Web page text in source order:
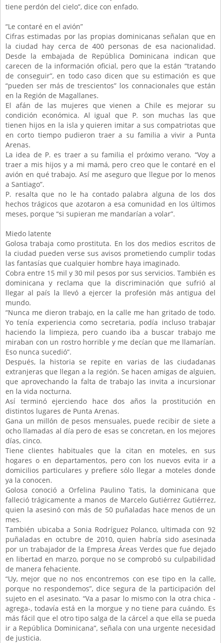
tiene perdón del cielo”, dice con enfado.
“Le contaré en el avión”
Cifras estimadas por las propias dominicanas señalan que en
la ciudad hay cerca de 400 personas de esa nacionalidad.
Desde la embajada de República Dominicana indican que
carecen de la información oficial, pero que la están “tratando
de conseguir”, en todo caso dicen que su estimación es que
“pueden ser más de trescientos” los connacionales que están
en la Región de Magallanes.
El afán de las mujeres que vienen a Chile es mejorar su
condición económica. Al igual que P. son muchas las que
tienen hijos en la isla y quieren imitar a sus compatriotas que
en corto tiempo pudieron traer a su familia a vivir a Punta
Arenas.
La idea de P. es traer a su familia el próximo verano. “Voy a
traer a mis hijos y a mi mamá, pero creo que le contaré en el
avión en qué trabajo. Así me aseguro que llegue por lo menos
a Santiago”.
P. resalta que no le ha contado palabra alguna de los dos
hechos trágicos que azotaron a esa comunidad en los últimos
meses, porque “si supieran me mandarían a volar”.
Miedo latente
Golosa trabaja como prostituta. En los dos medios escritos de
la ciudad pueden verse sus avisos prometiendo cumplir todas
las fantasías que cualquier hombre haya imaginado.
Cobra entre 15 mil y 30 mil pesos por sus servicios. También es
dominicana y reclama que la discriminación que sufrió al
llegar al país la llevó a ejercer la profesión más antigua del
mundo.
“Nunca me dieron trabajo, en la calle me han gritado de todo.
Yo tenía experiencia como secretaria, podía incluso trabajar
haciendo la limpieza, pero cuando iba a buscar trabajo me
miraban con un rostro horrible y me decían que me llamarían.
Eso nunca sucedió”.
Después, la historia se repite en varias de las ciudadanas
extranjeras que llegan a la región. Se hacen amigas de alguien,
que aprovechando la falta de trabajo las invita a incursionar
en la vida nocturna.
Así terminó ejerciendo hace dos años la prostitución en
distintos lugares de Punta Arenas.
Gana un millón de pesos mensuales, puede recibir de siete a
ocho llamadas al día pero de esas se concretan, en los mejores
días, cinco.
Tiene clientes habituales que la citan en moteles, en sus
hogares o en departamentos, pero con los nuevos evita ir a
domicilios particulares y prefiere sólo llegar a moteles donde
ya la conocen.
Golosa conoció a Orfelina Paulino Tatis, la dominicana que
falleció trágicamente a manos de Marcelo Gutiérrez Gutiérrez,
quien la asesinó con más de 50 puñaladas hace menos de un
mes.
También ubicaba a Sonia Rodríguez Polanco, ultimada con 92
puñaladas en octubre de 2010, quien habría sido asesinada
por un trabajador de la Empresa Áreas Verdes que fue dejado
en libertad en marzo, porque no se comprobó su culpabilidad
de manera fehaciente.
“Uy, mejor que no nos encontremos con ese tipo en la calle,
porque no respondemos”, dice segura de la participación del
sujeto en el asesinato. “Va a pasar lo mismo con la otra chica -
agrega-, todavía está en la morgue y no tiene para cuándo. Es
más fácil que el otro tipo salga de la cárcel a que ella se pueda
ir a República Dominicana”, señala con una urgente necesidad
de justicia.